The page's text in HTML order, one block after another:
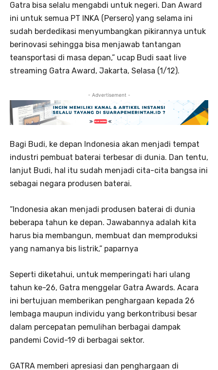
Gatra bisa selalu mengabdi untuk negeri. Dan Award
ini untuk semua PT INKA (Persero) yang selama ini
sudah berdedikasi menyumbangkan pikirannya untuk
berinovasi sehingga bisa menjawab tantangan
teansportasi di masa depan,” ucap Budi saat live
streaming Gatra Award, Jakarta, Selasa (1/12).
- Advertisement -
Bagi Budi, ke depan Indonesia akan menjadi tempat
industri pembuat baterai terbesar di dunia. Dan tentu,
lanjut Budi, hal itu sudah menjadi cita-cita bangsa ini
sebagai negara produsen baterai.
“Indonesia akan menjadi produsen baterai di dunia
beberapa tahun ke depan. Jawabannya adalah kita
harus bia membangun, membuat dan memproduksi
yang namanya bis listrik,” paparnya
Seperti diketahui, untuk memperingati hari ulang
tahun ke-26, Gatra menggelar Gatra Awards. Acara
ini bertujuan memberikan penghargaan kepada 26
lembaga maupun individu yang berkontribusi besar
dalam percepatan pemulihan berbagai dampak
pandemi Covid-19 di berbagai sektor.
GATRA memberi apresiasi dan penghargaan di